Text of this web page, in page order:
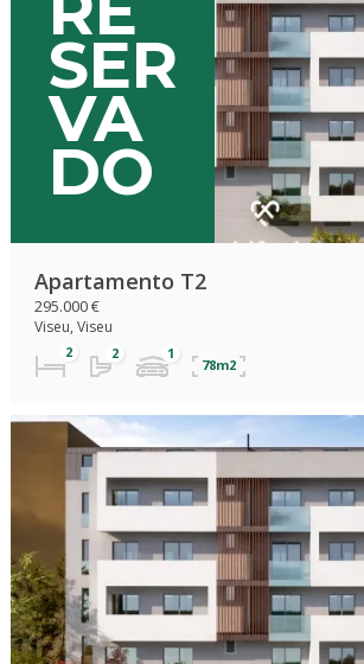
SER
VA
DO
Apartamento T2
295.000 €
Viseu, Viseu
78m2